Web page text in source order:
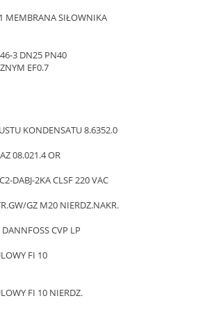
MEMBRANA SIŁOWNIKA
3 DN25 PN40
EF0.7
KONDENSATU 8.6352.0
08.021.4 OR
DABJ-2KA CLSF 220 VAC
GZ M20 NIERDZ.NAKR.
CVP LP
FI 10
FI 10 NIERDZ.